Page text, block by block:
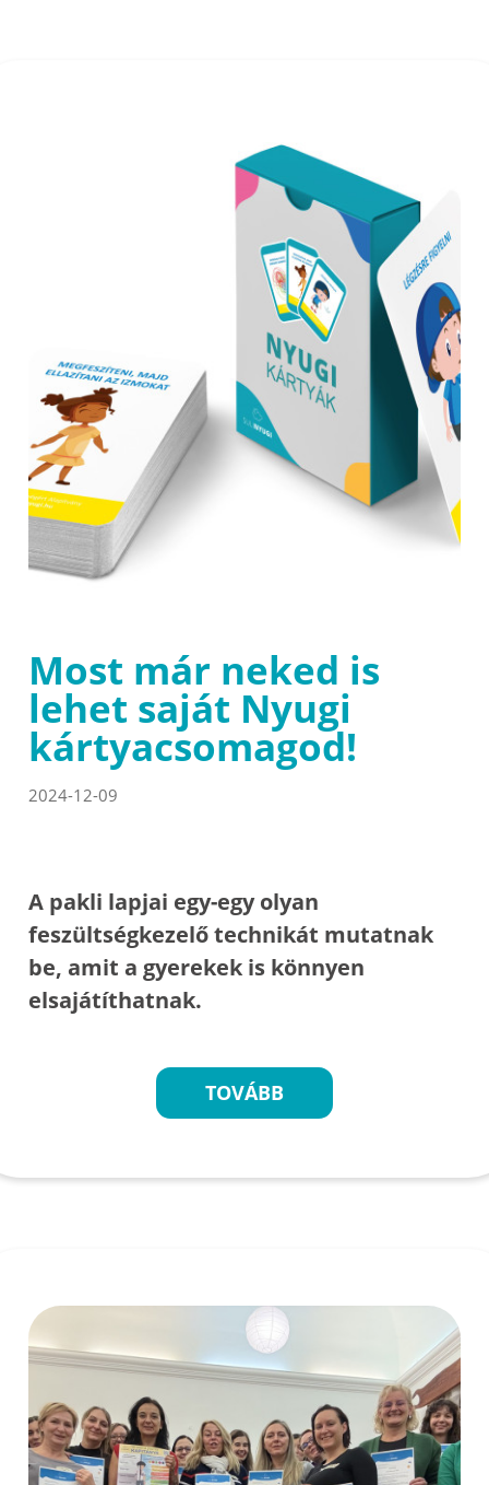
Most már neked is
lehet saját Nyugi
kártyacsomagod!
2024-12-09
A pakli lapjai egy-egy olyan
feszültségkezelő technikát mutatnak
be, amit a gyerekek is könnyen
elsajátíthatnak.
TOVÁBB